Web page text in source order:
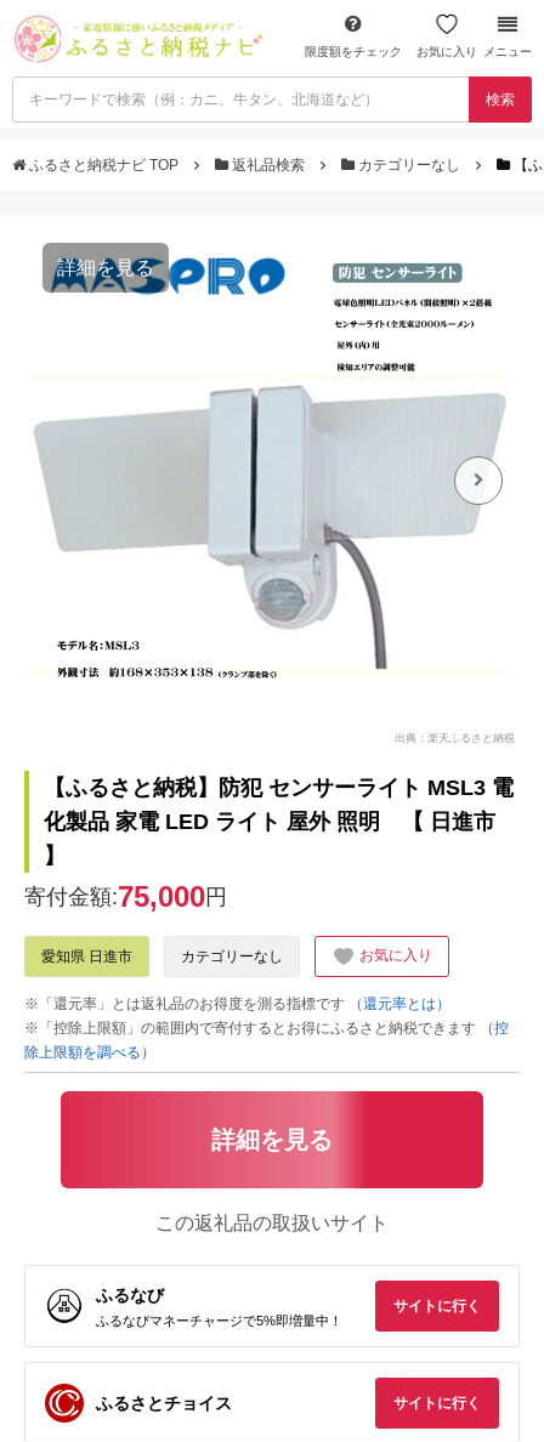
限度額をチェック お気に入り メニュー
検索
ふるさと納税ナビ TOP 返礼品検索 カテゴリーなし 【
詳細を見る
出典：楽天ふるさと納税
【ふるさと納税】防犯 センサーライト MSL3 電
化製品 家電 LED ライト 屋外 照明 【 日進市
】
寄付金額:75,000円
愛知県 日進市 カテゴリーなし お気に入り
※「還元率」とは返礼品のお得度を測る指標です
（還元率とは）
※「控除上限額」の範囲内で寄付するとお得にふるさと納税できます
（控
除上限額を調べる）
詳細を見る
この返礼品の取扱いサイト
ふるなび
ふるなびマネーチャージで5%即増量中！
サイトに行く
ふるさとチョイス サイトに行く